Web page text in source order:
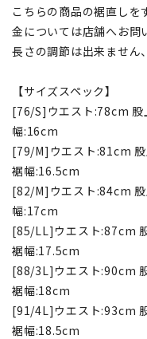
こちらの商品の裾直し
金については店舗へお問
長さの調節は出来ません
【サイズスペック】
[76/S]ウエスト:78cm
幅:16cm
[79/M]ウエスト:81cm
裾幅:16.5cm
[82/M]ウエスト:84cm
幅:17cm
[85/LL]ウエスト:87cm
裾幅:17.5cm
[88/3L]ウエスト:90cm
裾幅:18cm
[91/4L]ウエスト:93cm
裾幅:18.5cm